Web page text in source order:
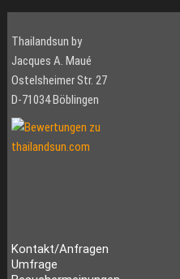
Thailandsun by
Jacques A. Maué
Ostelsheimer Str. 27
D-71034 Böblingen
Kontakt/Anfragen
Umfrage